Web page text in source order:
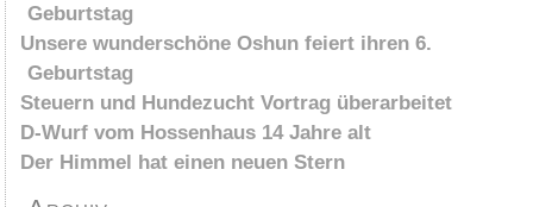
Geburtstag
Unsere wunderschöne Oshun feiert ihren 6.
Geburtstag
Steuern und Hundezucht Vortrag überarbeitet
D-Wurf vom Hossenhaus 14 Jahre alt
Der Himmel hat einen neuen Stern